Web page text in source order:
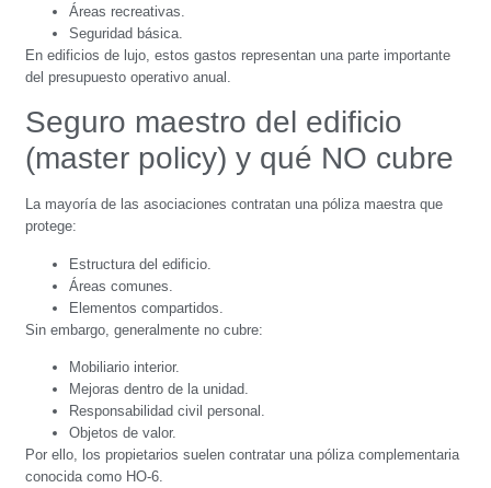
Áreas recreativas.
Seguridad básica.
En edificios de lujo, estos gastos representan una parte importante
del presupuesto operativo anual.
Seguro maestro del edificio
(master policy) y qué NO cubre
La mayoría de las asociaciones contratan una póliza maestra que
protege:
Estructura del edificio.
Áreas comunes.
Elementos compartidos.
Sin embargo, generalmente no cubre:
Mobiliario interior.
Mejoras dentro de la unidad.
Responsabilidad civil personal.
Objetos de valor.
Por ello, los propietarios suelen contratar una póliza complementaria
conocida como HO-6.